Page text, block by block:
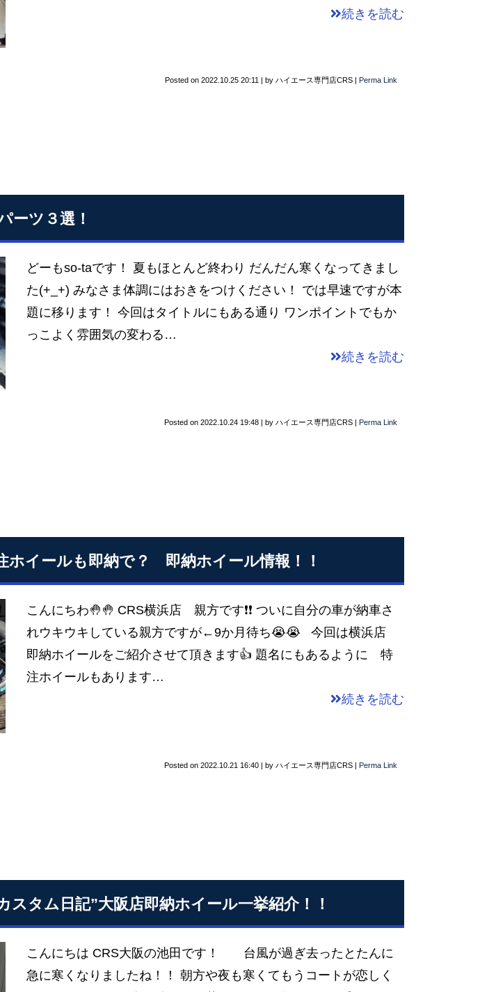
続きを読む
Posted on 2022.10.25 20:11 | by ハイエース専門店CRS | Perma Link
ーツ３選！
どーもso-taです！ 夏もほとんど終わり だんだん寒くなってきまし
た(+_+) みなさま体調にはおきをつけください！ では早速ですが本
題に移ります！ 今回はタイトルにもある通り ワンポイントでもか
っこよく雰囲気の変わる…
続きを読む
Posted on 2022.10.24 19:48 by ハイエース専門店CRS Perma Link
ホイールも即納で？ 即納ホイール情報！！
こんにちわ🤚🤚 CRS横浜店 親方です❗❗ ついに自分の車が納車さ
れウキウキしている親方ですが←9か月待ち😭😭 今回は横浜店
即納ホイールをご紹介させて頂きます👍 題名にもあるように 特
注ホイールもあります…
続きを読む
Posted on 2022.10.21 16:40 | by ハイエース専門店CRS | Perma Link
スタム日記”大阪店即納ホイール一挙紹介！！
こんにちは CRS大阪の池田です！ 台風が過ぎ去ったとたんに
急に寒くなりましたね！！ 朝方や夜も寒くてもうコートが恋しく